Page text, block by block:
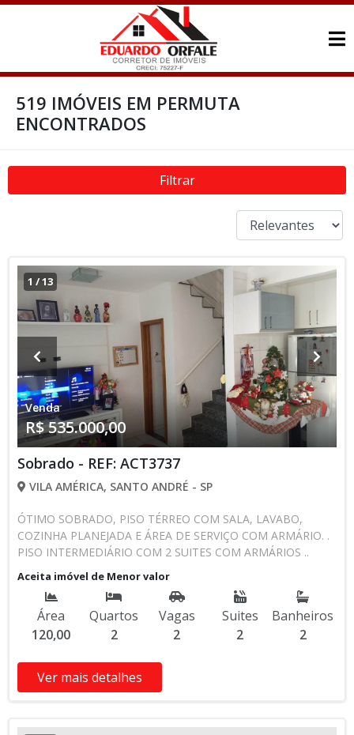
519 IMÓVEIS EM PERMUTA
ENCONTRADOS
Filtrar
1 /13
Venda
R$ 535.000,00
Sobrado - REF: ACT3737
VILA AMÉRICA, SANTO ANDRÉ - SP
ÓTIMO SOBRADO, PISO TÉRREO COM SALA, LAVABO,
COZINHA PLANEJADA E ÁREA DE SERVIÇO COM ARMÁRIO. .
PISO INTERMEDIÁRIO COM 2 SUITES COM ARMÁRIOS ..
PISO SUPERIOR COM ESPAÇO GOURMET COM
CHURRASQUEIRA, COZINHA, LAVABO COM ARMÁRIOS.. 2
VAGAS DE GARAGEM. ÓTMA LOCALIZAÇÃO. . ESTUDA
PERMUTA POR AP DE MENOR VALOR " SÓ COM ELEVADOR
Aceita imóvel de Menor valor
Área
120,00
Quartos
2
Vagas
2
Suites
2
Banheiros
2
Ver mais detalhes